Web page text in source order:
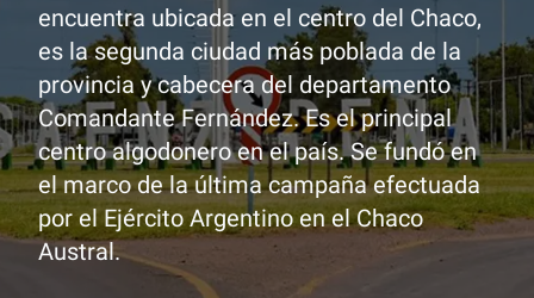
encuentra ubicada en el centro del Chaco,
es la segunda ciudad más poblada de la
provincia y cabecera del departamento
Comandante Fernández. Es el principal
centro algodonero en el país. Se fundó en
el marco de la última campaña efectuada
por el Ejército Argentino en el Chaco
Austral.